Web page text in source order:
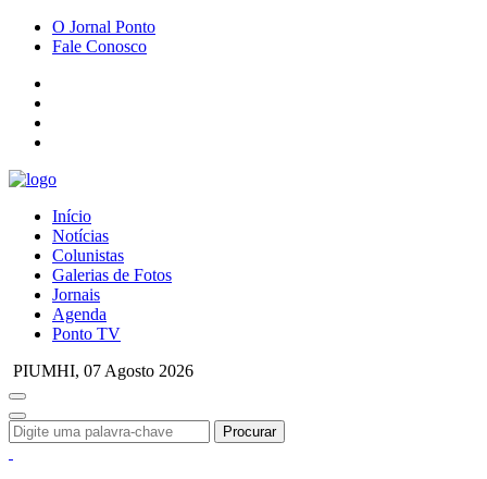
O Jornal Ponto
Fale Conosco
Início
Notícias
Colunistas
Galerias de Fotos
Jornais
Agenda
Ponto TV
PIUMHI, 07 Agosto 2026
Procurar